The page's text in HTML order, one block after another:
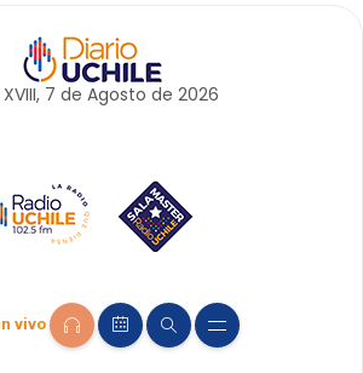
7 de Agosto de 2026
vivo